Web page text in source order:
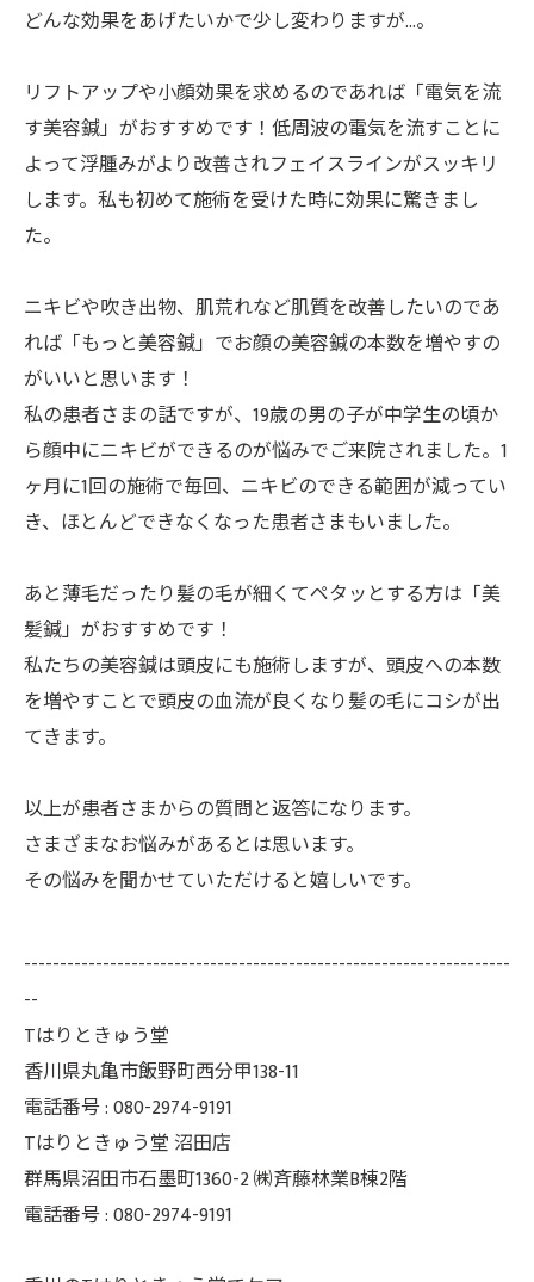
どんな効果をあげたいかで少し変わりますが…。
リフトアップや小顔効果を求めるのであれば「電気を流
す美容鍼」がおすすめです！低周波の電気を流すことに
よって浮腫みがより改善されフェイスラインがスッキリ
します。私も初めて施術を受けた時に効果に驚きまし
た。
ニキビや吹き出物、肌荒れなど肌質を改善したいのであ
れば「もっと美容鍼」でお顔の美容鍼の本数を増やすの
がいいと思います！
私の患者さまの話ですが、19歳の男の子が中学生の頃か
ら顔中にニキビができるのが悩みでご来院されました。1
ヶ月に1回の施術で毎回、ニキビのできる範囲が減ってい
き、ほとんどできなくなった患者さまもいました。
あと薄毛だったり髪の毛が細くてペタッとする方は「美
髪鍼」がおすすめです！
私たちの美容鍼は頭皮にも施術しますが、頭皮への本数
を増やすことで頭皮の血流が良くなり髪の毛にコシが出
てきます。
以上が患者さまからの質問と返答になります。
さまざまなお悩みがあるとは思います。
その悩みを聞かせていただけると嬉しいです。
--------------------------------------------------------------------
--
Tはりときゅう堂
香川県丸亀市飯野町西分甲138-11
電話番号 : 080-2974-9191
Tはりときゅう堂 沼田店
群馬県沼田市石墨町1360-2 ㈱斉藤林業B棟2階
電話番号 : 080-2974-9191